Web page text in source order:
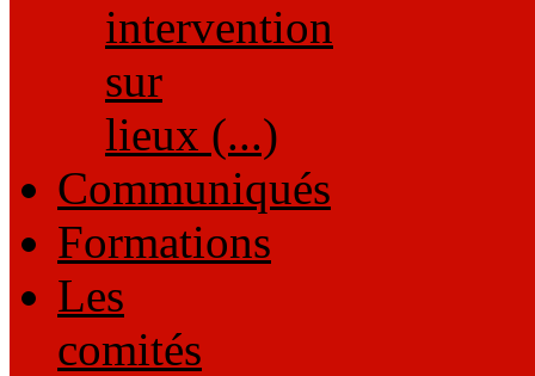
intervention
sur
lieux (...)
Communiqués
Formations
Les
comités